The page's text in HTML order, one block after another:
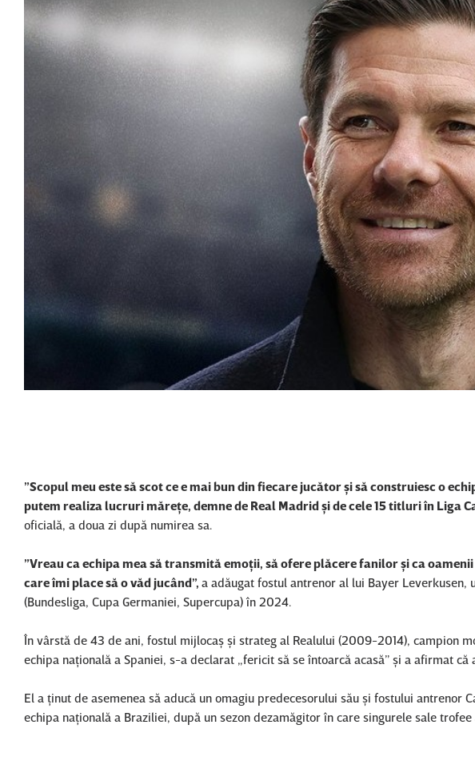
”Scopul meu este să scot ce e mai bun din fiecare jucător şi să construiesc o
putem realiza lucruri măreţe, demne de Real Madrid şi de cele 15 titluri în Liga
oficială, a doua zi după numirea sa.
”Vreau ca echipa mea să transmită emoţii, să ofere plăcere fanilor şi ca
care îmi place să o văd jucând”, a adăugat fostul antrenor al lui Bayer
(Bundesliga, Cupa Germaniei, Supercupa) în 2024.
În vârstă de 43 de ani, fostul mijlocaş şi strateg al Realului (2009-2014), campion
echipa naţională a Spaniei, s-a declarat „fericit să se întoarcă acasă” şi a afirmat
El a ţinut de asemenea să aducă un omagiu predecesorului său şi fostului antrenor
echipa naţională a Braziliei, după un sezon dezamăgitor în care singurele sale